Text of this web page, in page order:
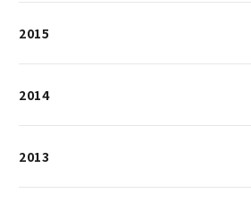
2015
2014
2013